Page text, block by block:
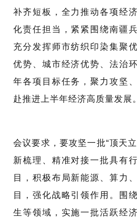
补齐短板，全力推动各项经
化责任担当，紧紧围绕南疆
充分发挥师市纺织印染集聚
优势、城市经济优势、法治
年各项目标任务，聚力攻坚
赴推进上半年经济高质量发展。
会议要求，要攻坚一批“顶天
新梳理、精准对接一批具有
目，积极布局新能源、算力
目，强化战略引领作用。
围
生等领域，实施一批活跃经